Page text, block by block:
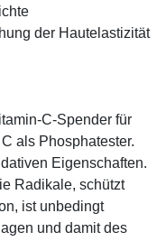
der Hautelastizität
C-Spender für
als Phosphatester.
Eigenschaften.
Radikale, schützt
ist unbedingt
und damit des